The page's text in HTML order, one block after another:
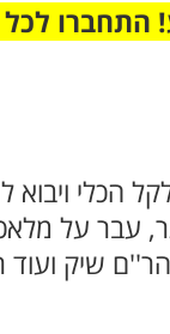
התחברו
הכלי ויבוא
עבר על
שיק ועוד